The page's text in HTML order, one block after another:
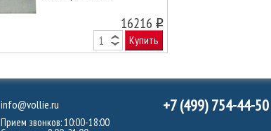
16216 o
Купить
info@vollie.ru
Прием звонков: 10:00-18:00
+7 (499) 754-44-50